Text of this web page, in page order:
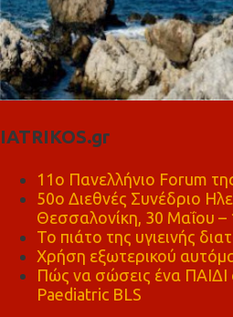
IATRIKOS.gr
11ο Πανελλήνιο Forum
50ο Διεθνές Συνέδριο
Θεσσαλονίκη, 30 Μαΐου –
Το πιάτο της υγιεινής
Χρήση εξωτερικού
Πώς να σώσεις ένα ΠΑΙΔΙ
Paediatric BLS